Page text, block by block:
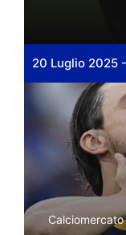
20 Luglio 2025